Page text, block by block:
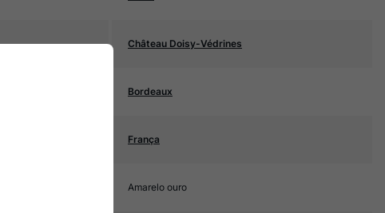
Château Doisy-Védrines
Bordeaux
França
Amarelo ouro